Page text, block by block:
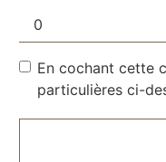
En cochant cette
particulières ci-